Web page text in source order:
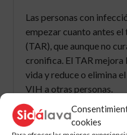
cookies
Las personas con
empezar cuanto antes
(TAR), que aunque no
cronifica. El TAR mejora
vida y reduce o elimina
VIH a otras personas.